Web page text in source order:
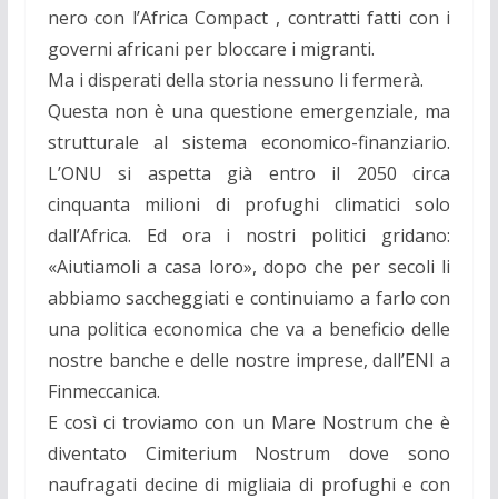
nero con l’Africa Compact , contratti fatti con i
governi africani per bloccare i migranti.
Ma i disperati della storia nessuno li fermerà.
Questa non è una questione emergenziale, ma
strutturale al sistema economico-finanziario.
L’ONU si aspetta già entro il 2050 circa
cinquanta milioni di profughi climatici solo
dall’Africa. Ed ora i nostri politici gridano:
«Aiutiamoli a casa loro», dopo che per secoli li
abbiamo saccheggiati e continuiamo a farlo con
una politica economica che va a beneficio delle
nostre banche e delle nostre imprese, dall’ENI a
Finmeccanica.
E così ci troviamo con un Mare Nostrum che è
diventato Cimiterium Nostrum dove sono
naufragati decine di migliaia di profughi e con